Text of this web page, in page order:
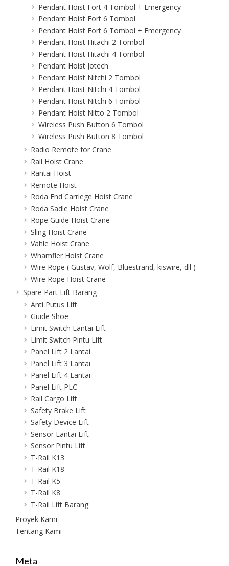
Pendant Hoist Fort 4 Tombol + Emergency
Pendant Hoist Fort 6 Tombol
Pendant Hoist Fort 6 Tombol + Emergency
Pendant Hoist Hitachi 2 Tombol
Pendant Hoist Hitachi 4 Tombol
Pendant Hoist Jotech
Pendant Hoist Nitchi 2 Tombol
Pendant Hoist Nitchi 4 Tombol
Pendant Hoist Nitchi 6 Tombol
Pendant Hoist Nitto 2 Tombol
Wireless Push Button 6 Tombol
Wireless Push Button 8 Tombol
Radio Remote for Crane
Rail Hoist Crane
Rantai Hoist
Remote Hoist
Roda End Carriege Hoist Crane
Roda Sadle Hoist Crane
Rope Guide Hoist Crane
Sling Hoist Crane
Vahle Hoist Crane
Whamfler Hoist Crane
Wire Rope ( Gustav, Wolf, Bluestrand, kiswire, dll )
Wire Rope Hoist Crane
Spare Part Lift Barang
Anti Putus Lift
Guide Shoe
Limit Switch Lantai Lift
Limit Switch Pintu Lift
Panel Lift 2 Lantai
Panel Lift 3 Lantai
Panel Lift 4 Lantai
Panel Lift PLC
Rail Cargo Lift
Safety Brake Lift
Safety Device Lift
Sensor Lantai Lift
Sensor Pintu Lift
T-Rail K13
T-Rail K18
T-Rail K5
T-Rail K8
T-Rail Lift Barang
Proyek Kami
Tentang Kami
Meta